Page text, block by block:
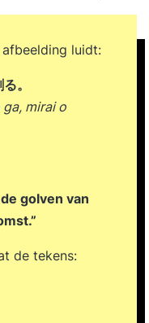
luidt:
。
mirai o
golven van
de tekens: